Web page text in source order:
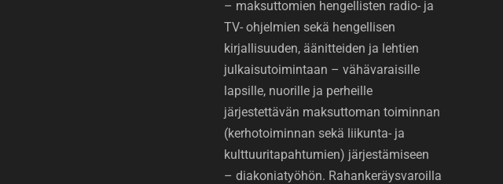
– maksuttomien hengellisten radio- ja
TV- ohjelmien sekä hengellisen
kirjallisuuden, äänitteiden ja lehtien
julkaisutoimintaan – vähävaraisille
lapsille, nuorille ja perheille
järjestettävän maksuttoman toiminnan
(kerhotoiminnan sekä liikunta- ja
kulttuuritapahtumien) järjestämiseen
– diakoniatyöhön. Rahankeräysvaroilla